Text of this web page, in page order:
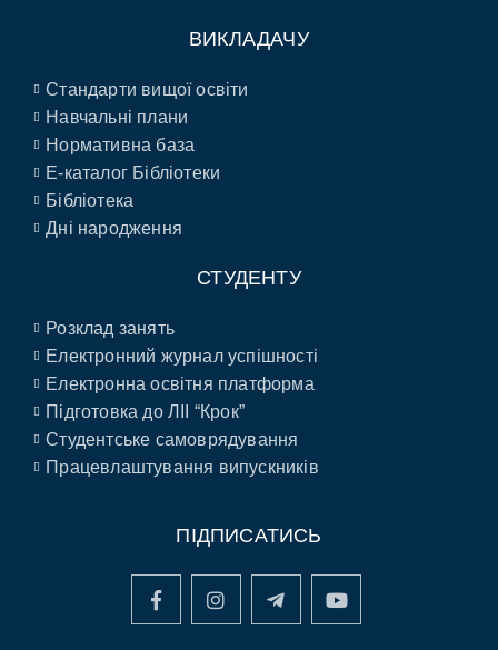
ВИКЛАДАЧУ
Стандарти вищої освіти
Навчальні плани
Нормативна база
E-каталог Бібліотеки
Бібліотека
Дні народження
СТУДЕНТУ
Розклад занять
Електронний журнал успішності
Електронна освітня платформа
Підготовка до ЛІІ “Крок”
Студентське самоврядування
Працевлаштування випускників
ПІДПИСАТИСЬ